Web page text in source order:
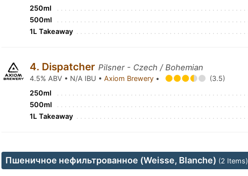
250ml
500ml
1L Takeaway
4. Dispatcher Pilsner - Czech / Bohemian
4.5% ABV • N/A IBU •Axiom Brewery •
(3.5)
250ml
500ml
1L Takeaway
Пшеничное нефильтрованное (Weisse, Blanche) (2 Items)